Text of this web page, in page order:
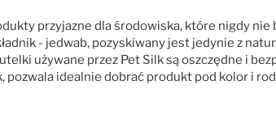
przyjazne dla środowiska, które nigdy nie
- jedwab, pozyskiwany jest jedynie z
używane przez Pet Silk są oszczędne i
pozwala idealnie dobrać produkt pod kolor i